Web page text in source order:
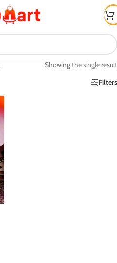
Showing the single result
Filters